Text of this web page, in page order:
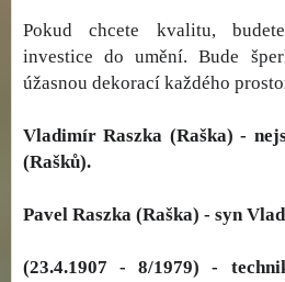
Pokud chcete kvalitu,
investice do umění. Bude
úžasnou dekorací každého
Vladimír Raszka (Raška) -
(Rašků).
Pavel Raszka (Raška) - syn
(23.4.1907 - 8/1979) -